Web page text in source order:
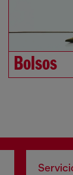
Bolsos